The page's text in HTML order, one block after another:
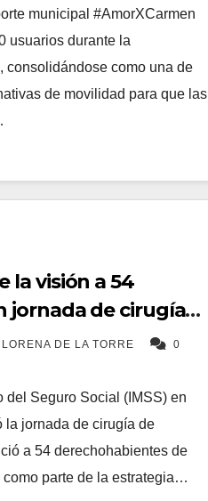
municipal #AmorXCarmen
usuarios durante la
consolidándose como una de
de movilidad para que las
la visión a 54
jornada de cirugías
Ciudad del
LORENA DE LA TORRE 0
del Seguro Social (IMSS) en
la jornada de cirugía de
a 54 derechohabientes de
parte de la estrategia…